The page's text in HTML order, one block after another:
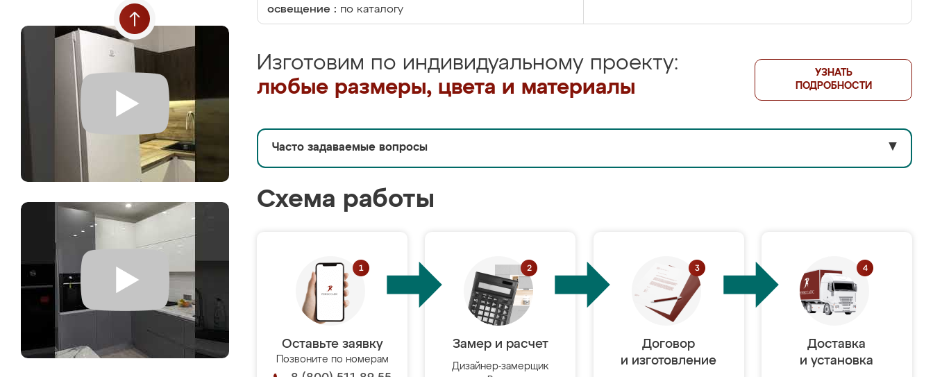
освещение : по каталогу
Изготовим по индивидуальному проекту:
любые размеры, цвета и материалы
УЗНАТЬ
ПОДРОБНОСТИ
Часто задаваемые вопросы ▼
Схема работы
Оставьте заявку
Позвоните по номерам
Замер и расчет
Дизайнер-замерщик
Договор
и изготовление
Доставка
и установка